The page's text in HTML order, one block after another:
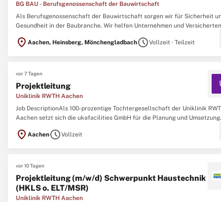
BG BAU - Berufsgenossenschaft der Bauwirtschaft
Als Berufsgenossenschaft der Bauwirtschaft sorgen wir für Sicherheit
Gesundheit in der Baubranche. Wir helfen Unternehmen und
etwas passiert. Zur Verstärkung unseres Teams für den Kreis Heinsberg /
location_on Aachen, Heinsberg, MönchengladbachscheduleVollzeit · Teilzeit
vor 7 Tagen
Projektleitung
Uniklinik RWTH Aachen
Job DescriptionAls 100-prozentige Tochtergesellschaft der Uniklinik
Aachen setzt sich die ukafacilities GmbH für die Planung und Umsetzung
Krankenversorgung, Forschung und Lehre an Gebäude stellen, ganz
location_on AachenscheduleVollzeit
vor 10 Tagen
Projektleitung (m/w/d) Schwerpunkt Haustechnik
(HKLS o. ELT/MSR)
Uniklinik RWTH Aachen